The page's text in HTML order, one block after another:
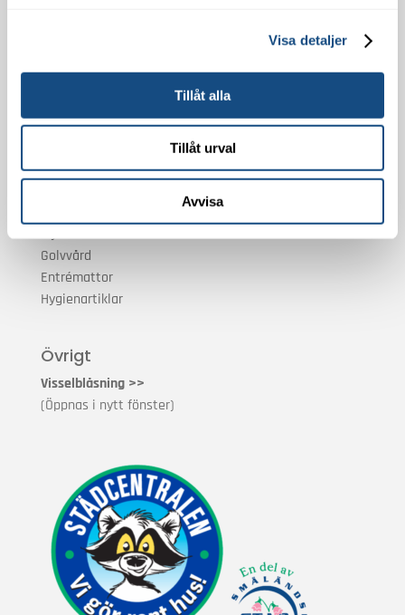
Visa detaljer
Tillåt alla
Tillåt urval
Avvisa
Kontorsstäd
Flyttstäd
Golvvård
Entrémattor
Hygienartiklar
Övrigt
Visselblåsning >>
(Öppnas i nytt fönster)